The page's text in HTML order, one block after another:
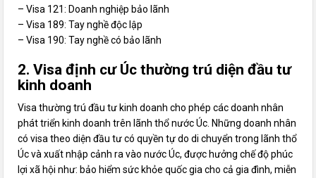
– Visa 121: Doanh nghiệp bảo lãnh
– Visa 189: Tay nghề độc lập
– Visa 190: Tay nghề có bảo lãnh
2. Visa định cư Úc thường trú diện đầu tư
kinh doanh
Visa thường trú đầu tư kinh doanh cho phép các doanh nhân
phát triển kinh doanh trên lãnh thổ nước Úc. Những doanh nhân
có visa theo diện đầu tư có quyền tự do di chuyển trong lãnh thổ
Úc và xuất nhập cảnh ra vào nước Úc, được hưởng chế độ phúc
lợi xã hội như: bảo hiểm sức khỏe quốc gia cho cả gia đình, miễn